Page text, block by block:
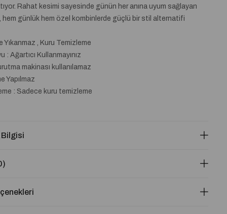
Rahat kesimi sayesinde günün her anına uyum sağlayan
hem günlük hem özel kombinlerde güçlü bir stil alternatifi
Yıkanmaz , Kuru Temizleme
: Ağartıcı Kullanmayınız
makinası kullanılamaz
Yapılmaz
: Sadece kuru temizleme
Bilgisi